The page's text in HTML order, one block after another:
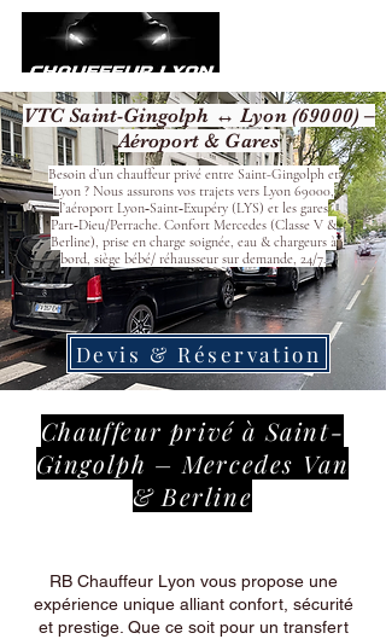
VTC Saint-Gingolph ↔ Lyon (69000) –
Aéroport & Gares
Besoin d’un chauffeur privé entre Saint-Gingolph et
Lyon ? Nous assurons vos trajets vers Lyon 69000,
l’aéroport Lyon‑Saint‑Exupéry (LYS) et les gares
Part‑Dieu/Perrache. Confort Mercedes (Classe V &
Berline), prise en charge soignée, eau & chargeurs à
bord, siège bébé/ réhausseur sur demande, 24/7.
Devis & Réservation
Chauffeur privé à Saint-
Gingolph – Mercedes Van
& Berline
RB Chauffeur Lyon vous propose une
expérience unique alliant confort, sécurité
et prestige. Que ce soit pour un transfert